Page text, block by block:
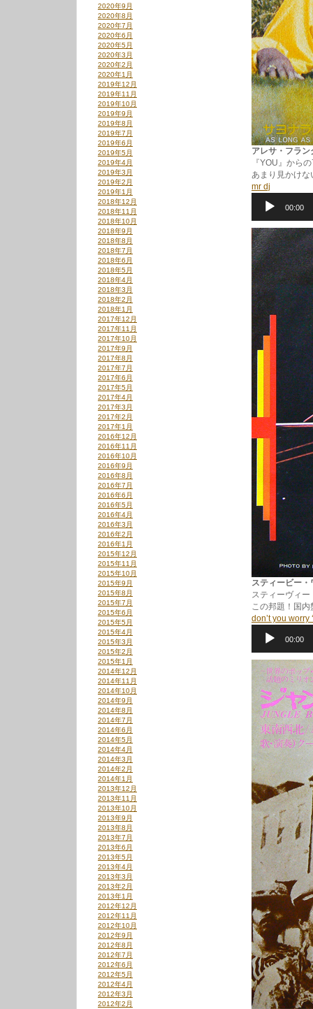
アレサ・フラ
『YOU』から
あまり見かけな
mr dj
レ
ー
ヤ
ー
00:00
スティービー
スティーヴィ
この邦題！国
don’t you worry
レ
ー
ヤ
00:00
2020年9月
2020年8月
2020年7月
2020年6月
2020年5月
2020年3月
2020年2月
2020年1月
2019年12月
2019年11月
2019年10月
2019年9月
2019年8月
2019年7月
2019年6月
2019年5月
2019年4月
2019年3月
2019年2月
2019年1月
2018年12月
2018年11月
2018年10月
2018年9月
2018年8月
2018年7月
2018年6月
2018年5月
2018年4月
2018年3月
2018年2月
2018年1月
2017年12月
2017年11月
2017年10月
2017年9月
2017年8月
2017年7月
2017年6月
2017年5月
2017年4月
2017年3月
2017年2月
2017年1月
2016年12月
2016年11月
2016年10月
2016年9月
2016年8月
2016年7月
2016年6月
2016年5月
2016年4月
2016年3月
2016年2月
2016年1月
2015年12月
2015年11月
2015年10月
2015年9月
2015年8月
2015年7月
2015年6月
2015年5月
2015年4月
2015年3月
2015年2月
2015年1月
2014年12月
2014年11月
2014年10月
2014年9月
2014年8月
2014年7月
2014年6月
2014年5月
2014年4月
2014年3月
2014年2月
2014年1月
2013年12月
2013年11月
2013年10月
2013年9月
2013年8月
2013年7月
2013年6月
2013年5月
2013年4月
2013年3月
2013年2月
2013年1月
2012年12月
2012年11月
2012年10月
2012年9月
2012年8月
2012年7月
2012年6月
2012年5月
2012年4月
2012年3月
2012年2月